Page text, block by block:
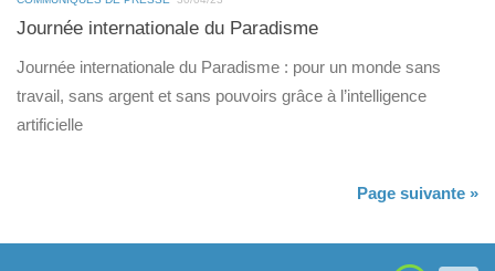
Journée internationale du Paradisme
Journée internationale du Paradisme : pour un monde sans
travail, sans argent et sans pouvoirs grâce à l’intelligence
artificielle
Page suivante »